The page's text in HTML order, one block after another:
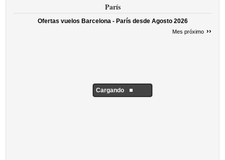
París
Ofertas vuelos Barcelona - París desde Agosto 2026
Mes próximo ››
Cargando